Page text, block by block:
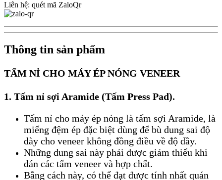
Liên hệ: quét mã ZaloQr
Thông tin sản phẩm
TẤM NỈ CHO MÁY ÉP NÓNG VENEER
1. Tấm nỉ sợi Aramide (Tấm Press Pad).
Tấm nỉ cho máy ép nóng là tấm sợi Aramide, là
miếng đệm ép đặc biệt dùng để bù dung sai độ
dày cho veneer không đồng điều về độ dầy.
Những dung sai này phải được giảm thiểu khi
dán các tấm veneer và hợp chất.
Bằng cách này, có thể đạt được tính nhất quán